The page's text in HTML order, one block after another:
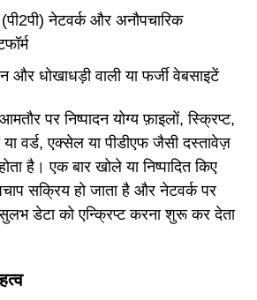
नेटवर्क और अनौपचारिक
और धोखाधड़ी वाली या फर्जी वेबसाइटें
पर निष्पादन योग्य फ़ाइलों, स्क्रिप्ट,
या वर्ड, एक्सेल या पीडीएफ जैसी दस्तावेज़
है। एक बार खोले या निष्पादित किए
सक्रिय हो जाता है और नेटवर्क पर
डेटा को एन्क्रिप्ट करना शुरू कर देता